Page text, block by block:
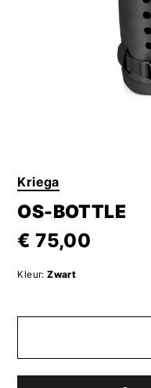
Kriega
OS-BOTTLE
€ 75,00
Kleur: Zwart